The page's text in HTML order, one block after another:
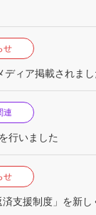
せ
ディア掲載されまし
連
行いました
せ
支援制度」を新し